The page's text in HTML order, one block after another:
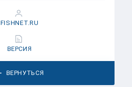
ВЕРНУТЬСЯ
FISHNET.RU
ВЕРСИЯ